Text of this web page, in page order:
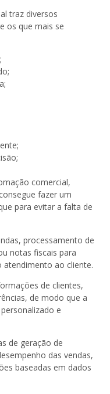
traz diversos
os que mais se
comercial,
consegue fazer um
para evitar a falta de
processamento de
notas fiscais para
atendimento ao cliente.
de clientes,
de modo que a
e
de geração de
das vendas,
baseadas em dados